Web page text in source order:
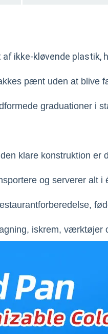
ikke-kløvende plastik,
pænt uden at blive
graduationer i
klare konstruktion er
og serverer alt i
iskrem, værktøjer